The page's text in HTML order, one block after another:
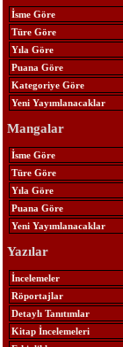
İsme Göre
Türe Göre
Yıla Göre
Puana Göre
Kategoriye Göre
Yeni Yayımlanacaklar
Mangalar
İsme Göre
Türe Göre
Yıla Göre
Puana Göre
Yeni Yayımlanacaklar
Yazılar
İncelemeler
Röportajlar
Detaylı Tanıtımlar
Kitap İncelemeleri